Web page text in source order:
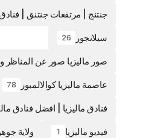
جنتنج | مرتفعات جنتنق |
سيلانجور 26
صور ماليزيا صور عن المناظر و
عاصمة ماليزيا كوالالمبور 78
فنادق ماليزيا | افضل فنادق
فيديو ماليزيا 1 ولاية